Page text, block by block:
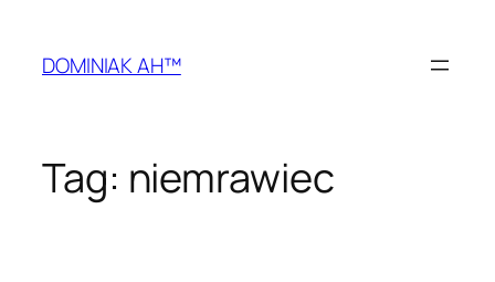
treściDOMINIAK AH™
Tag: niemrawiec